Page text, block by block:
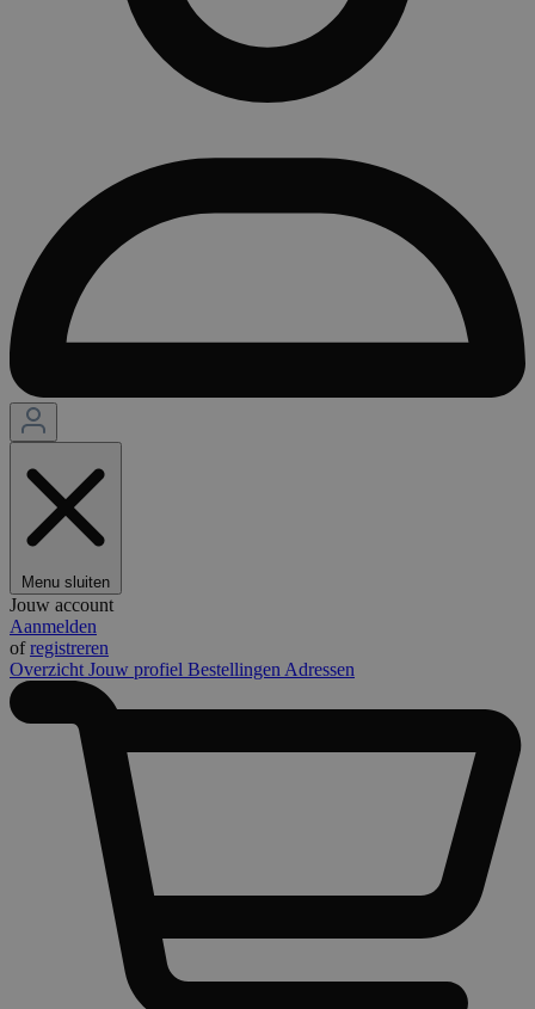
Menu sluiten
Jouw account
Aanmelden
ofregistreren
Overzicht Jouw profiel Bestellingen Adressen